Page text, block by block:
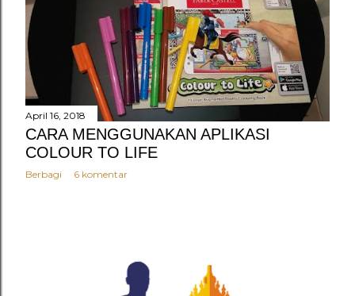
April 16, 2018
CARA MENGGUNAKAN APLIKASI
COLOUR TO LIFE
Berbagi 6 komentar